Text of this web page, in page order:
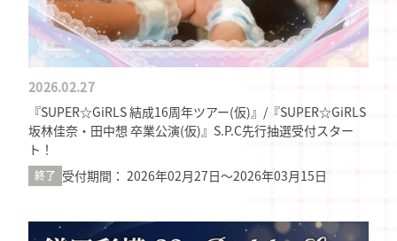
2026.02.27
『SUPER☆GiRLS 結成16周年ツアー(仮)』/『SUPER☆GiRLS
坂林佳奈・⽥中想 卒業公演(仮)』S.P.C先行抽選受付スター
ト！
終了 受付期間： 2026年02月27日〜2026年03月15日